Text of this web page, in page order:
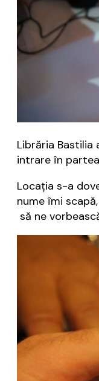
Librăria Bastilia
intrare în
Locația s-a
nume îmi
să ne